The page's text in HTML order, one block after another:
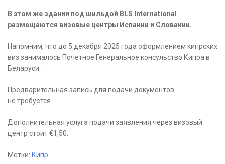
В этом же здании под шильдой BLS International
размещаются визовые центры Испании и Словакии.
Напомним, что до 5 декабря 2025 года оформлением кипрских
виз занималось Почетное Генеральное консульство Кипра в
Беларуси.
Предварительная запись для подачи документов
не требуется.
Дополнительная услуга подачи заявления через визовый
центр стоит €1,50.
Метки: Кипр